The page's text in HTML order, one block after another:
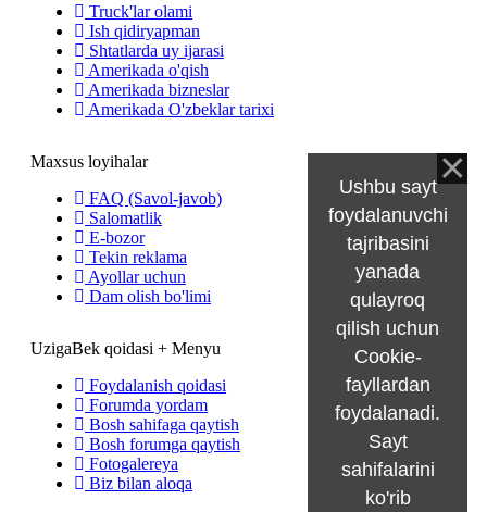
Truck'lar olami
Ish qidiryapman
Shtatlarda uy ijarasi
Amerikada o'qish
Amerikada bizneslar
Amerikada O'zbeklar tarixi
Maxsus loyihalar
FAQ (Savol-javob)
Salomatlik
E-bozor
Tekin reklama
Ayollar uchun
Dam olish bo'limi
UzigaBek qoidasi + Menyu
Foydalanish qoidasi
Forumda yordam
Bosh sahifaga qaytish
Bosh forumga qaytish
Fotogalereya
Biz bilan aloqa
Ushbu sayt
foydalanuvchi
tajribasini
yanada
qulayroq
qilish uchun
Cookie-
fayllardan
foydalanadi.
Sayt
sahifalarini
ko'rib